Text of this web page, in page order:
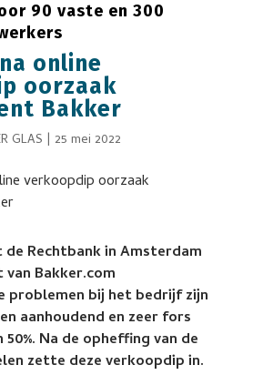
90 vaste en 300
online
oorzaak
Bakker
GLAS | 25 mei 2022
Rechtbank in Amsterdam
Bakker.com
problemen bij het bedrijf zijn
aanhoudend en zeer fors
Na de opheffing van de
zette deze verkoopdip in.